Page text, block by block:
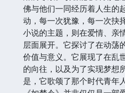
佛与他们一同经历着人生的
动，每一次犹豫，每一次抉
小说的主题，则在爱情、亲
层面展开。它探讨了在动荡
价值与意义。它展现了在乱
的向往，以及为了实现梦想
是，它歌颂了那个时代青年